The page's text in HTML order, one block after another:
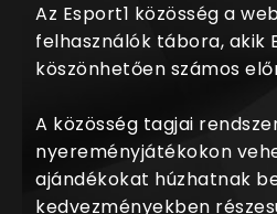
Az Esport1 közösség a
felhasználók tábora, akik
köszönhetően számos
A közösség tagjai
nyereményjátékokon
ajándékokat húzhatnak
kedvezményekben